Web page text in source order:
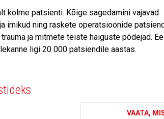
kolme patsienti. Kõige sagedamini vajavad
imikud ning raskete operatsioonide
ja mitmete teiste haiguste põdejad.
ligi 20 000 patsiendile aastas.
VAATA,